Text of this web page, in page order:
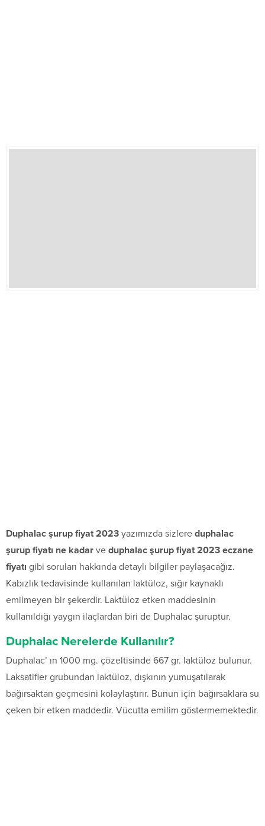
Duphalac şurup fiyat 2023 yazımızda sizlere duphalac
şurup fiyatı ne kadar ve duphalac şurup fiyat 2023 eczane
fiyatı gibi soruları hakkında detaylı bilgiler paylaşacağız.
Kabızlık tedavisinde kullanılan laktüloz, sığır kaynaklı
emilmeyen bir şekerdir. Laktüloz etken maddesinin
kullanıldığı yaygın ilaçlardan biri de Duphalac şuruptur.
Duphalac Nerelerde Kullanılır?
Duphalac’ ın 1000 mg. çözeltisinde 667 gr. laktüloz bulunur.
Laksatifler grubundan laktüloz, dışkının yumuşatılarak
bağırsaktan geçmesini kolaylaştırır. Bunun için bağırsaklara su
çeken bir etken maddedir. Vücutta emilim göstermemektedir.